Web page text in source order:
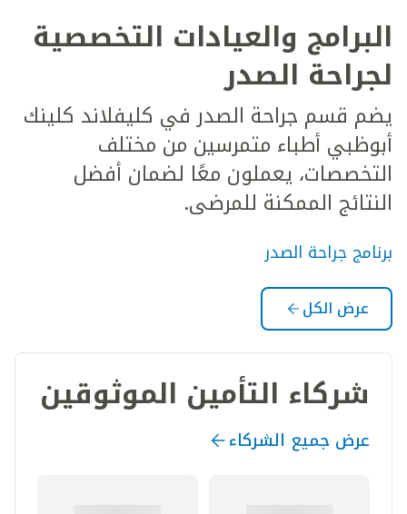
البرامج والعيادات التخصصية
لجراحة الصدر
يضم قسم جراحة الصدر في كليفلاند كلينك
أبوظبي أطباء متمرسين من مختلف
التخصصات، يعملون معًا لضمان أفضل
النتائج الممكنة للمرضى.
برنامج جراحة الصدر
عرض الكل
شركاء التأمين الموثوقين
عرض جميع الشركاء